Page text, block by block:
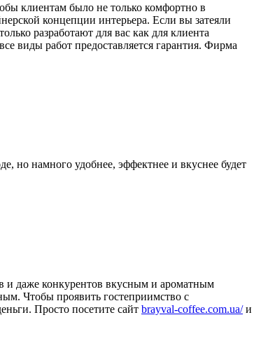
клиентам было не только комфортно в
концепции интерьера. Если вы затеяли
разработают для вас как для клиента
виды работ предоставляется гарантия. Фирма
но намного удобнее, эффектнее и вкуснее будет
и даже конкурентов вкусным и ароматным
Чтобы проявить гостеприимство с
Просто посетите сайт brayval-coffee.com.ua/ и